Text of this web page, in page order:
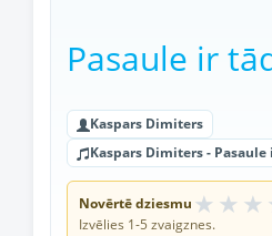
Pasaule ir
Kaspars Dimiters
Kaspars Dimiters -
Novērtē dziesmu ★ ★ ★
Izvēlies 1-5 zvaigznes.